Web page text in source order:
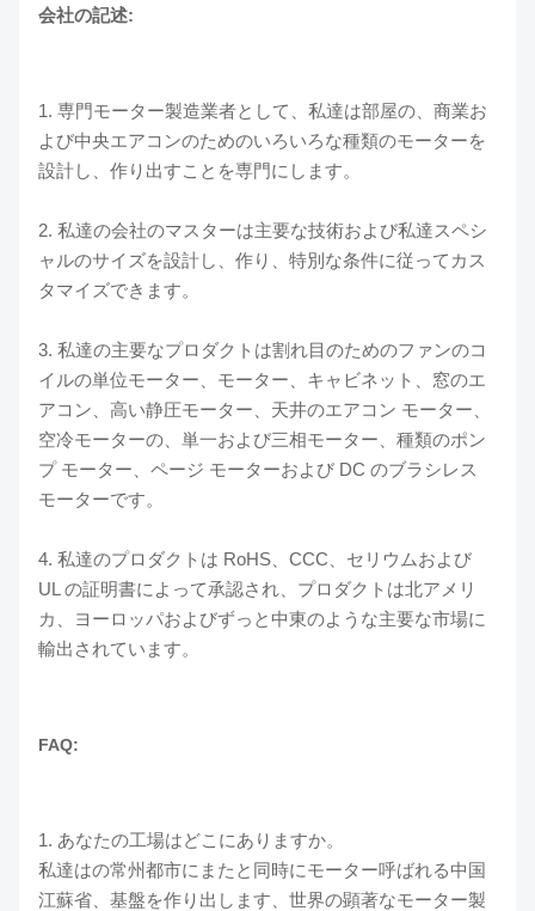
会社の記述:
1. 専門モーター製造業者として、私達は部屋の、商業お
よび中央エアコンのためのいろいろな種類のモーターを
設計し、作り出すことを専門にします。
2. 私達の会社のマスターは主要な技術および私達スペシ
ャルのサイズを設計し、作り、特別な条件に従ってカス
タマイズできます。
3. 私達の主要なプロダクトは割れ目のためのファンのコ
イルの単位モーター、モーター、キャビネット、窓のエ
アコン、高い静圧モーター、天井のエアコン モーター、
空冷モーターの、単一および三相モーター、種類のポン
プ モーター、ページ モーターおよび DC のブラシレス
モーターです。
4. 私達のプロダクトは RoHS、CCC、セリウムおよび
UL の証明書によって承認され、プロダクトは北アメリ
カ、ヨーロッパおよびずっと中東のような主要な市場に
輸出されています。
FAQ:
1. あなたの工場はどこにありますか。
私達はの常州都市にまたと同時にモーター呼ばれる中国
江蘇省、基盤を作り出します、世界の顕著なモーター製